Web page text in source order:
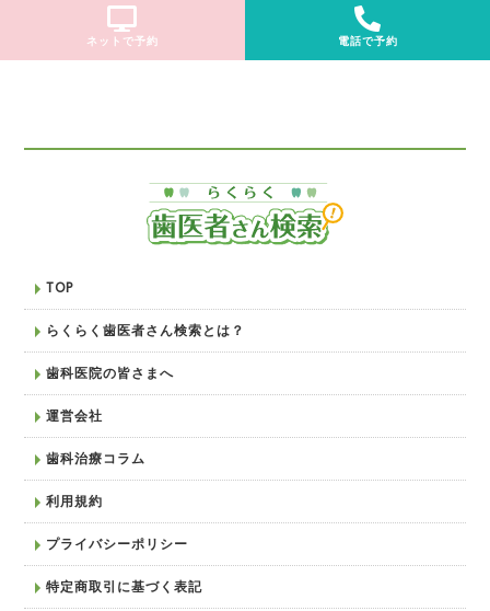
ネットで予約 電話で予約
TOP
らくらく歯医者さん検索とは？
歯科医院の皆さまへ
運営会社
歯科治療コラム
利用規約
プライバシーポリシー
特定商取引に基づく表記